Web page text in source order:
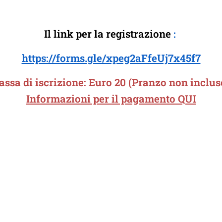
Il link per la registrazione :
https://forms.gle/xpeg2aFfeUj7x45f7
di iscrizione: Euro 20 (Pranzo non
Informazioni per il pagamento QUI